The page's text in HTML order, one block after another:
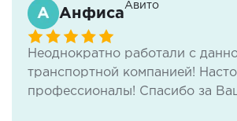
Анфиса
Авито
Неоднократно работали с
транспортной компанией!
профессионалы! Спасибо за